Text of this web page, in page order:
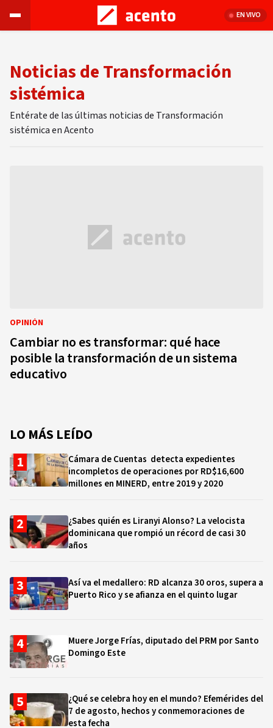
EN VIVO
Noticias de Transformación
sistémica
Entérate de las últimas noticias de Transformación
sistémica en Acento
OPINIÓN
Cambiar no es transformar: qué hace
posible la transformación de un sistema
educativo
LO MÁS LEÍDO
Cámara de Cuentas detecta expedientes
incompletos de operaciones por RD$16,600
millones en MINERD, entre 2019 y 2020
¿Sabes quién es Liranyi Alonso? La velocista
dominicana que rompió un récord de casi 30
años
Así va el medallero: RD alcanza 30 oros, supera a
Puerto Rico y se afianza en el quinto lugar
Muere Jorge Frías, diputado del PRM por Santo
Domingo Este
¿Qué se celebra hoy en el mundo? Efemérides del
7 de agosto, hechos y conmemoraciones de
esta fecha